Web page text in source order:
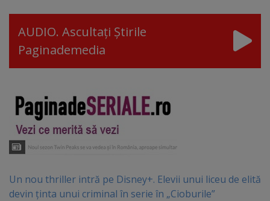
AUDIO. Ascultați Știrile
Paginademedia
Un nou thriller intră pe Disney+. Elevii unui liceu de elită
devin ținta unui criminal în serie în „Cioburile”